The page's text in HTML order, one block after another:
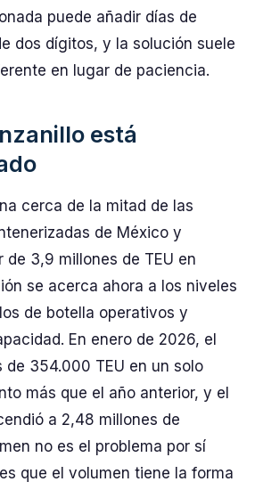
puede añadir días de
dos dígitos, y la solución suele
en lugar de paciencia.
está
cerca de la mitad de las
de México y
de 3,9 millones de TEU en
se acerca ahora a los niveles
de botella operativos y
En enero de 2026, el
de 354.000 TEU en un solo
más que el año anterior, y el
a 2,48 millones de
no es el problema por sí
que el volumen tiene la forma